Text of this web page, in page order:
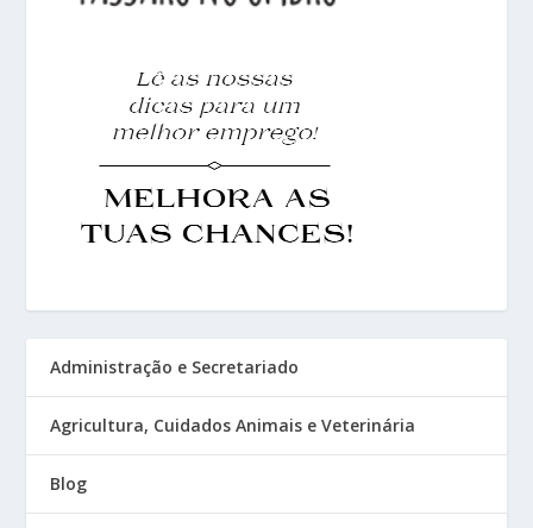
Administração e Secretariado
Agricultura, Cuidados Animais e Veterinária
Blog